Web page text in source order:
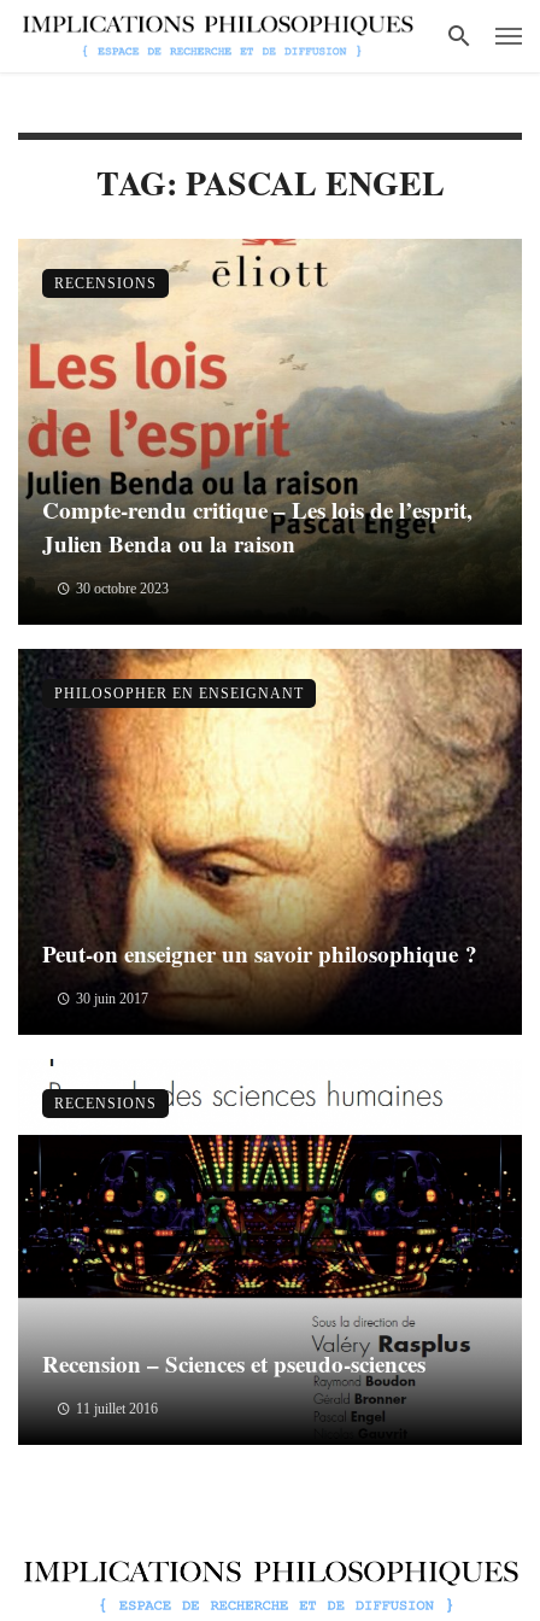
TAG: PASCAL ENGEL
Compte-rendu critique – Les lois de l’esprit,
Julien Benda ou la raison
30 octobre 2023
RECENSIONS
Peut-on enseigner un savoir philosophique ?
30 juin 2017
PHILOSOPHER EN ENSEIGNANT
Recension – Sciences et pseudo-sciences
11 juillet 2016
RECENSIONS